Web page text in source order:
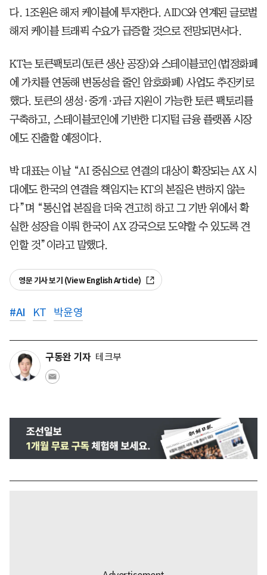
다. 1조원은 해저 케이블에 투자한다. AIDC와 연계된 글로벌
해저 케이블 트래픽 수요가 급증할 것으로 전망되면서다.
KT는 토큰팩토리(토큰 생산 공장)와 스테이블코인(법정화폐
에 가치를 연동해 변동성을 줄인 암호화폐) 사업도 추진키로
했다. 토큰의 생성·중개·과금 지원이 가능한 토큰 팩토리를
구축하고, 스테이블코인에 기반한 디지털 금융 플랫폼 시장
에도 진출할 예정이다.
박 대표는 이날 “AI 중심으로 연결의 대상이 확장되는 AX 시
대에도 한국의 연결을 책임지는 KT의 본질은 변하지 않는
다”며 “통신업 본질을 더욱 견고히 하고 그 기반 위에서 확
실한 성장을 이뤄 한국이 AX 강국으로 도약할 수 있도록 견
인할 것”이라고 말했다.
영문 기사 보기 (View English Article)
#AI KT 박윤영
구동완 기자 테크부